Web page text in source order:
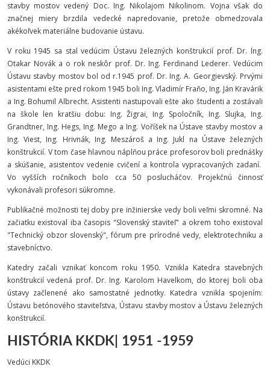
stavby mostov vedený Doc. Ing. Nikolajom Nikolinom. Vojna však do
značnej miery brzdila vedecké napredovanie, pretože obmedzovala
akékoľvek materiálne budovanie ústavu.
V roku 1945 sa stal vedúcim Ústavu železných konštrukcií prof. Dr. lng.
Otakar Novák a o rok neskôr prof. Dr. Ing. Ferdinand Lederer. Vedúcim
Ústavu stavby mostov bol od r.1945 prof. Dr. Ing. A. Georgievský. Prvými
asistentami ešte pred rokom 1945 boli Ing. Vladimír Fraňo, Ing. Ján Kravárik
a Ing. Bohumil Albrecht. Asistenti nastupovali ešte ako študenti a zostávali
na škole len kratšiu dobu: Ing. Žigrai, Ing. Spoločník, Ing. Slujka, Ing.
Grandtner, Ing. Hegs, Ing. Mego a Ing. Voříšek na Ústave stavby mostov a
Ing. Viest, Ing. Hrivnák, Ing. Meszároš a Ing. Jukl na Ústave železných
konštrukcií. V tom čase hlavnou náplňou práce profesorov boli prednášky
a skúšanie, asistentov vedenie cvičení a kontrola vypracovaných zadaní.
Vo vyšších ročníkoch bolo cca 50 poslucháčov. Projekčnú činnosť
vykonávali profesori súkromne.
Publikačné možnosti tej doby pre inžinierske vedy boli veľmi skromné. Na
začiatku existoval iba časopis "Slovenský staviteľ" a okrem toho existoval
"Technický obzor slovenský", fórum pre prírodné vedy, elektrotechniku a
stavebníctvo.
Katedry začali vznikať koncom roku 1950. Vznikla Katedra stavebných
konštrukcií vedená prof. Dr. Ing. Karolom Havelkom, do ktorej boli oba
ústavy začlenené ako samostatné jednotky. Katedra vznikla spojením:
Ústavu betónového staviteľstva, Ústavu stavby mostov a Ústavu železných
konštrukcií.
HISTÓRIA KKDK| 1951 -1959
Vedúci KKDK